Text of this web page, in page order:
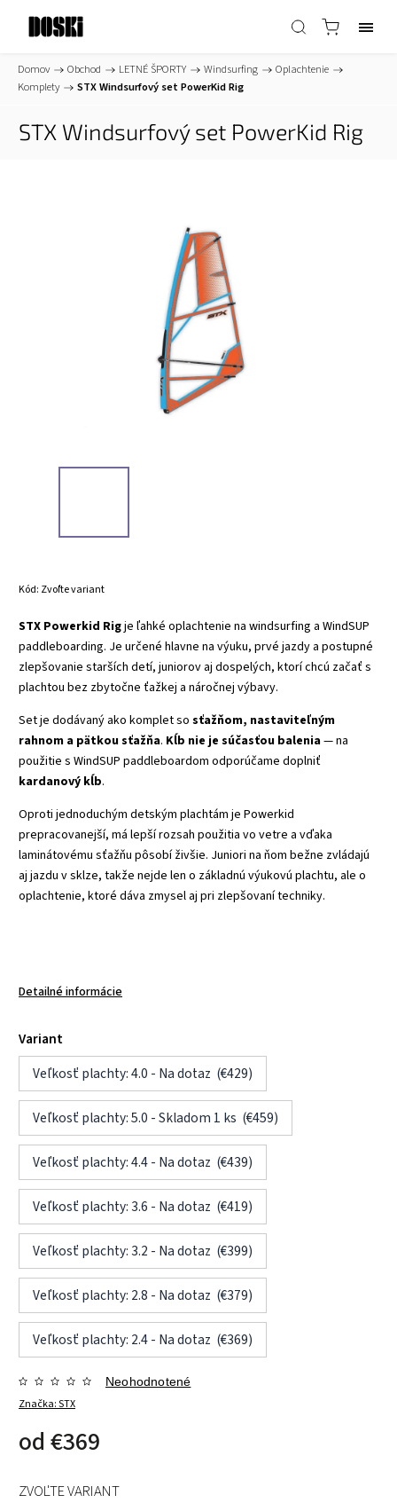
Domov / Obchod / LETNÉ ŠPORTY / Windsurfing / Oplachtenie /
Komplety / STX Windsurfový set PowerKid Rig
STX Windsurfový set PowerKid Rig
Kód: Zvoľte variant
STX Powerkid Rigje ľahké oplachtenie na windsurfing a WindSUP
paddleboarding. Je určené hlavne na výuku, prvé jazdy a postupné
zlepšovanie starších detí, juniorov aj dospelých, ktorí chcú začať s
plachtou bez zbytočne ťažkej a náročnej výbavy.
Set je dodávaný ako komplet so sťažňom, nastaviteľným
rahnom a pätkou sťažňa. Kĺb nie je súčasťou balenia— na
použitie s WindSUP paddleboardom odporúčame doplniť
kardanový kĺb.
Oproti jednoduchým detským plachtám je Powerkid
prepracovanejší, má lepší rozsah použitia vo vetre a vďaka
laminátovému sťažňu pôsobí živšie. Juniori na ňom bežne zvládajú
aj jazdu v sklze, takže nejde len o základnú výukovú plachtu, ale o
oplachtenie, ktoré dáva zmysel aj pri zlepšovaní techniky.
Detailné informácie
Variant
Veľkosť plachty: 4.0 - Na dotaz (€429)
Veľkosť plachty: 5.0 - Skladom 1 ks (€459)
Veľkosť plachty: 4.4 - Na dotaz (€439)
Veľkosť plachty: 3.6 - Na dotaz (€419)
Veľkosť plachty: 3.2 - Na dotaz (€399)
Veľkosť plachty: 2.8 - Na dotaz (€379)
Veľkosť plachty: 2.4 - Na dotaz (€369)
Značka:STX
Neohodnotené
od €369
ZVOĽTE VARIANT